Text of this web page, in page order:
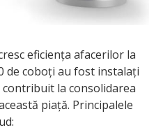
eficiența afacerilor la
de coboți au fost instalați
contribuit la consolidarea
piață. Principalele